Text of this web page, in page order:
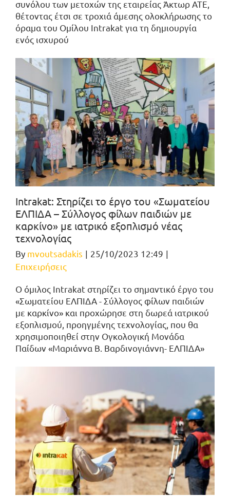
συνόλου των μετοχών της εταιρείας Άκτωρ ΑΤΕ,
θέτοντας έτσι σε τροχιά άμεσης ολοκλήρωσης το
όραμα του Ομίλου Intrakat για τη δημιουργία
ενός ισχυρού
Intrakat: Στηρίζει το έργο του «Σωματείου
ΕΛΠΙΔΑ – Σύλλογος φίλων παιδιών με
καρκίνο» με ιατρικό εξοπλισμό νέας
τεχνολογίας
By mvoutsadakis | 25/10/2023 12:49 |
Επιχειρήσεις
Ο όμιλος Intrakat στηρίζει το σημαντικό έργο του
«Σωματείου ΕΛΠΙΔΑ - Σύλλογος φίλων παιδιών
με καρκίνο» και προχώρησε στη δωρεά ιατρικού
εξοπλισμού, προηγμένης τεχνολογίας, που θα
χρησιμοποιηθεί στην Ογκολογική Μονάδα
Παίδων «Μαριάννα Β. Βαρδινογιάννη- ΕΛΠΙΔΑ»